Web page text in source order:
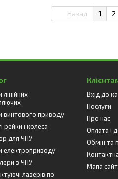
Назад 1 2
винтового приводу
рейки і колеса
для ЧПУ
електроприводу
з ЧПУ
лазерів по
Вхід до
Послуги
Про нас
Оплата і
Обмін та
Мапа